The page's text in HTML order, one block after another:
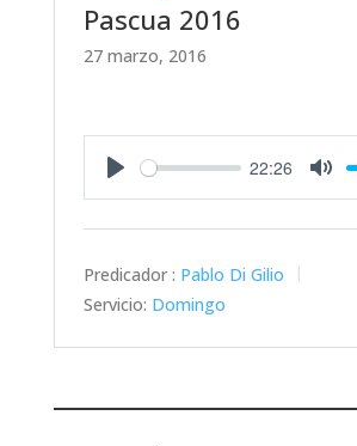
Pascua 2016
27 marzo, 2016
22:26
Predicador : Pablo Di Gilio
Servicio: Domingo